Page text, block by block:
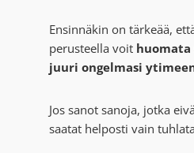
Ensinnäkin on tärkeää,
perusteella voit
juuri ongelmasi
Jos sanot sanoja, jotka
saatat helposti vain